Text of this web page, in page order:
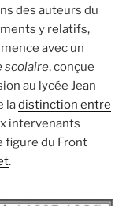
des auteurs du
y relatifs,
avec un
scolaire, conçue
au lycée Jean
ladistinction entre
intervenants
figure du Front
.